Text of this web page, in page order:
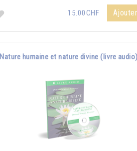
15.00CHF Ajouter
Nature humaine et nature divine (livre audio)